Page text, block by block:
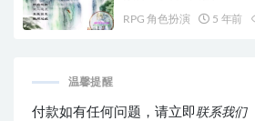
RPG 角色扮演 5 年前
温馨提醒
付款如有任何问题，请立即联系我们